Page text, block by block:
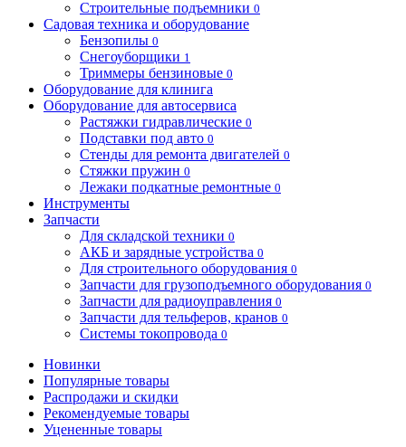
Строительные подъемники 0
Садовая техника и оборудование
Бензопилы 0
Снегоуборщики 1
Триммеры бензиновые 0
Оборудование для клинига
Оборудование для автосервиса
Растяжки гидравлические 0
Подставки под авто 0
Стенды для ремонта двигателей 0
Стяжки пружин 0
Лежаки подкатные ремонтные 0
Инструменты
Запчасти
Для складской техники 0
АКБ и зарядные устройства 0
Для строительного оборудования 0
Запчасти для грузоподъемного оборудования 0
Запчасти для радиоуправления 0
Запчасти для тельферов, кранов 0
Системы токопровода 0
Новинки
Популярные товары
Распродажи и скидки
Рекомендуемые товары
Уцененные товары